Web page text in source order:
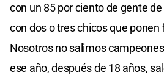
con un 85 por ciento de gente
con dos o tres chicos que ponen
Nosotros no salimos
ese año, después de 18 años,